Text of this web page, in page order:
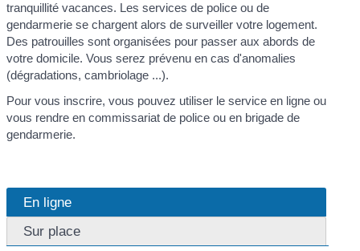
tranquillité vacances. Les services de police ou de
gendarmerie se chargent alors de surveiller votre logement.
Des patrouilles sont organisées pour passer aux abords de
votre domicile. Vous serez prévenu en cas d'anomalies
(dégradations, cambriolage ...).
Pour vous inscrire, vous pouvez utiliser le service en ligne ou
vous rendre en commissariat de police ou en brigade de
gendarmerie.
En ligne
Sur place